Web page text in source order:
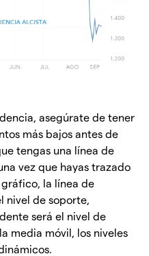
asegúrate de tener
más bajos antes de
tengas una línea de
vez que hayas trazado
la línea de
nivel de soporte,
será el nivel de
media móvil, los niveles